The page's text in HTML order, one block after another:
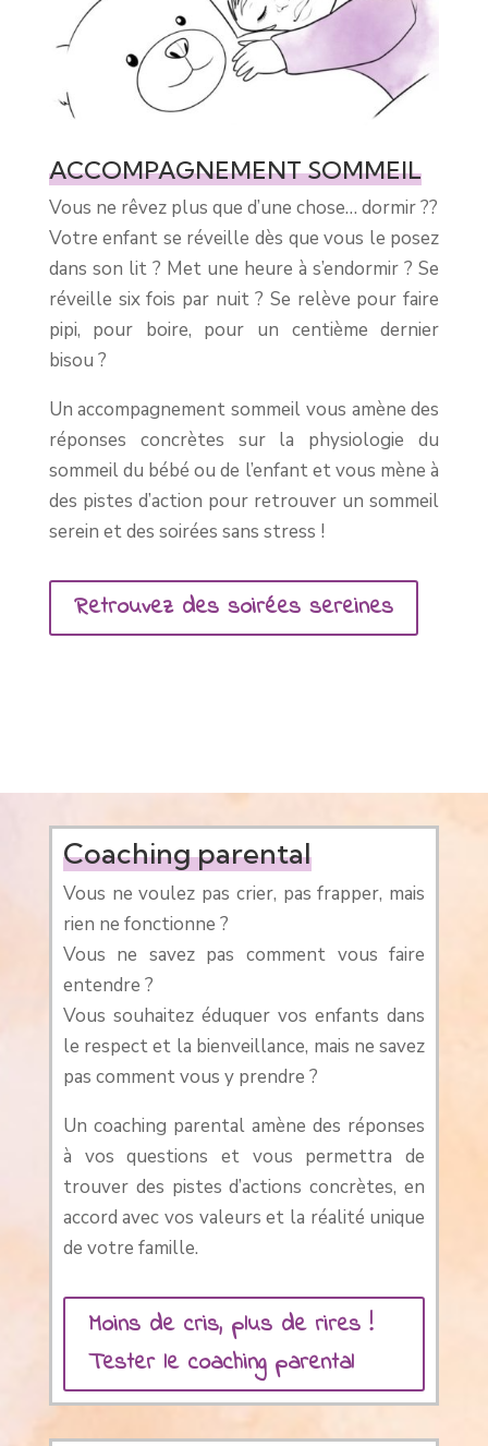
ACCOMPAGNEMENT SOMMEIL
Vous ne rêvez plus que d’une chose… dormir ??
Votre enfant se réveille dès que vous le posez
dans son lit ? Met une heure à s’endormir ? Se
réveille six fois par nuit ? Se relève pour faire
pipi, pour boire, pour un centième dernier
bisou ?
Un accompagnement sommeil vous amène des
réponses concrètes sur la physiologie du
sommeil du bébé ou de l’enfant et vous mène à
des pistes d’action pour retrouver un sommeil
serein et des soirées sans stress !
Retrouvez des soirées sereines
Coaching parental
Vous ne voulez pas crier, pas frapper, mais
rien ne fonctionne ?
Vous ne savez pas comment vous faire
entendre ?
Vous souhaitez éduquer vos enfants dans
le respect et la bienveillance, mais ne savez
pas comment vous y prendre ?
Un coaching parental amène des réponses
à vos questions et vous permettra de
trouver des pistes d’actions concrètes, en
accord avec vos valeurs et la réalité unique
de votre famille.
Moins de cris, plus de rires !
Tester le coaching parental